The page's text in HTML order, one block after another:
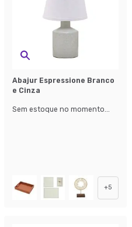
Abajur Espressione Branco
e Cinza
Sem estoque no momento...
+5